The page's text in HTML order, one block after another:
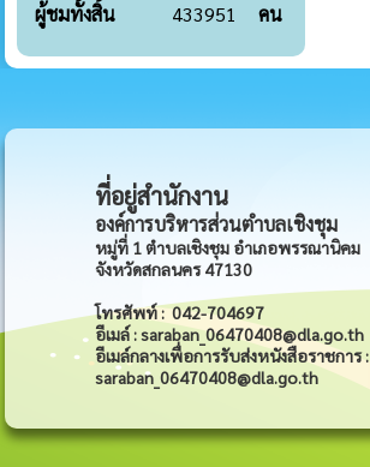
ผู้ชมทั้งสิ้น
433951 คน
ที่อยู่สำนักงาน
องค์การบริหารส่วนตำบลเชิงชุม
หมู่ที่ 1 ตำบลเชิงชุม อำเภอพรรณานิคม
จังหวัดสกลนคร 47130
โทรศัพท์ : 042-704697
อีเมล์ : saraban_06470408@dla.go.th
อีเมล์กลางเพื่อการรับส่งหนังสือราชการ :
saraban_06470408@dla.go.th